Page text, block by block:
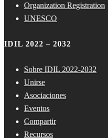
Organization Registration
UNESCO
IDIL 2022 – 2032
Sobre IDIL 2022-2032
Unirse
Asociaciones
Eventos
Compartir
Recursos